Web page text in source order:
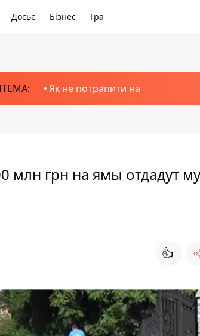
Досьє Бізнес Гра
Як не потрапити на
млн грн на ямы отдадут
👍